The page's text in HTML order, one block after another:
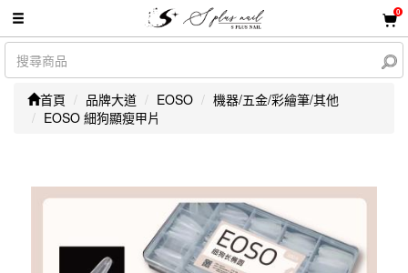
0
首頁 品牌大道 EOSO
機器/五金/彩繪筆/其他
EOSO 細狗顯瘦甲片